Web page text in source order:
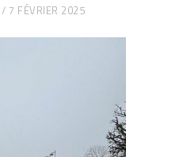
7 FÉVRIER 2025